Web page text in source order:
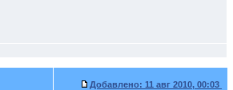
Добавлено: 11 авг 2010, 00:03